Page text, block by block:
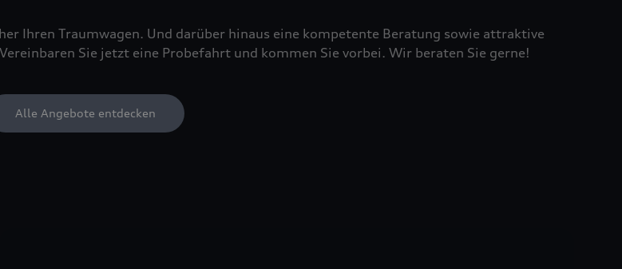
Ihren Traumwagen. Und darüber hinaus eine kompetente Beratung sowie attraktive
Sie jetzt eine Probefahrt und kommen Sie vorbei. Wir beraten Sie gerne!
Alle Angebote entdecken